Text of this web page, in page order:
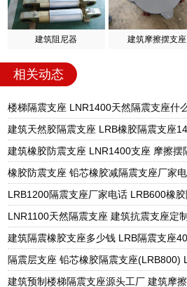
建筑阻尼器 建筑摩擦摆支座
相关动态